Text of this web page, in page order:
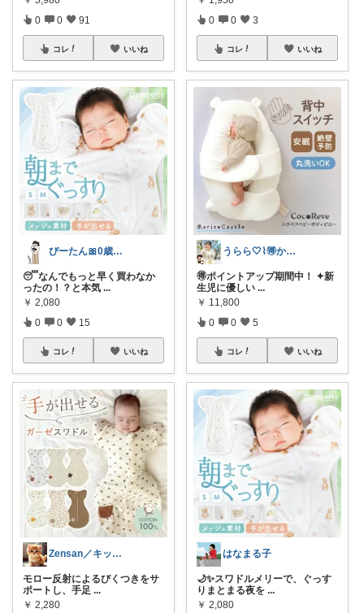
0 0 91
コレ いいね
ぴーたん🎀0歳ママ
😴なんでもっと早く買わなか
ったの！？と本気 ...
￥ 2,080
0 0 15
コレ いいね
Zensan／キッズ☆ベビーROOM
モロー反射によるびくつきをサ
ポートし、手足 ...
￥ 2,280
0 0 3
コレ いいね
うらら🤍⌇🉐かわいい暮らし
🉐ポイントアップ期間中！ ✦新
生児に優しい ...
￥ 11,800
0 0 5
コレ いいね
はなまる子
🌙✨スワドルメリーで、ぐっす
りまとまる夜を ...
￥ 2,080